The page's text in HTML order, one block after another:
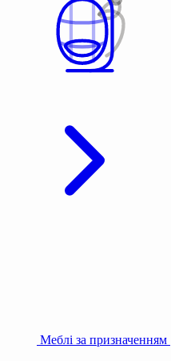
Меблі за призначенням